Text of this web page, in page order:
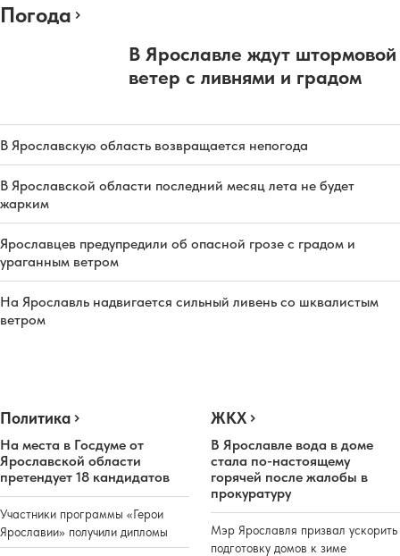
Погода
В Ярославле ждут штормовой
ветер с ливнями и градом
В Ярославскую область возвращается непогода
В Ярославской области последний месяц лета не будет
жарким
Ярославцев предупредили об опасной грозе с градом и
ураганным ветром
На Ярославль надвигается сильный ливень со шквалистым
ветром
Политика
На места в Госдуме от
Ярославской области
претендует 18 кандидатов
Участники программы «Герои
Ярославии» получили дипломы
ЖКХ
В Ярославле вода в доме
стала по-настоящему
горячей после жалобы в
прокуратуру
Мэр Ярославля призвал ускорить
подготовку домов к зиме